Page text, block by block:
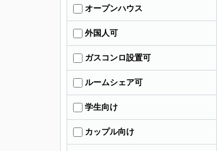
オープンハウス
外国人可
ガスコンロ設置可
ルームシェア可
学生向け
カップル向け